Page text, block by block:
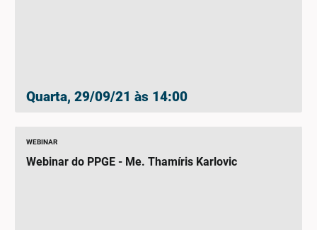
Quarta, 29/09/21 às 14:00
WEBINAR
Webinar do PPGE - Me. Thamíris Karlovic